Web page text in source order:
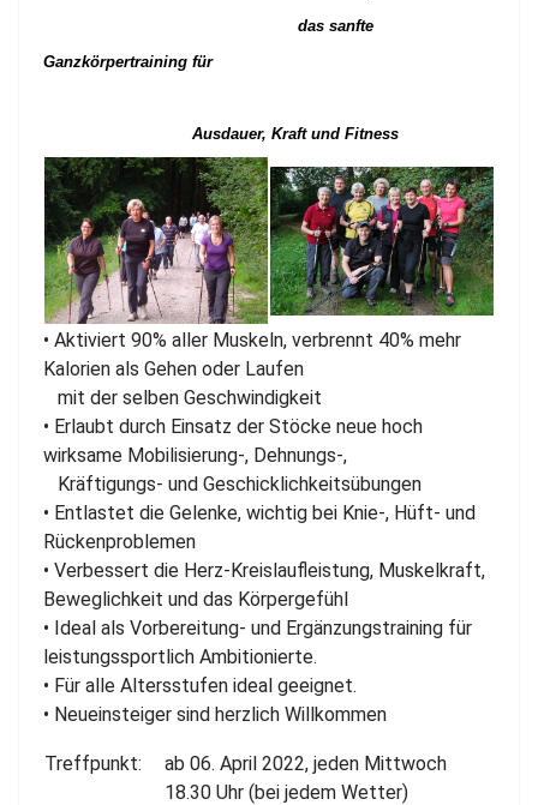
das sanfte
Ganzkörpertraining für
Ausdauer, Kraft und Fitness
• Aktiviert 90% aller Muskeln, verbrennt 40% mehr
Kalorien als Gehen oder Laufen
mit der selben Geschwindigkeit
• Erlaubt durch Einsatz der Stöcke neue hoch
wirksame Mobilisierung-, Dehnungs-,
Kräftigungs- und Geschicklichkeitsübungen
• Entlastet die Gelenke, wichtig bei Knie-, Hüft- und
Rückenproblemen
• Verbessert die Herz-Kreislaufleistung, Muskelkraft,
Beweglichkeit und das Körpergefühl
• Ideal als Vorbereitung- und Ergänzungstraining für
leistungssportlich Ambitionierte.
• Für alle Altersstufen ideal geeignet.
• Neueinsteiger sind herzlich Willkommen
Treffpunkt:
ab 06. April 2022, jeden Mittwoch
18.30 Uhr (bei jedem Wetter)